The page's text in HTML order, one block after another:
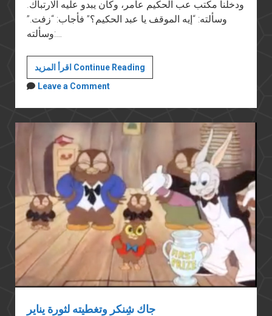
ودخلنا مكتب عب الحكيم عامر، وكان يبدو عليه الارتباك.
وسألته: “إيه الموقف يا عبد الحكيم؟” فأجاب: “زفت.”
وسألته:…
اقرأ المزيد Continue Readingهزيمة
يونيو
(٩)
الإعلام
حرب
يونيو:
جزء
١
من
٢
Leave a Comment
جاك شِنكر وتغطيته لثورة يناير